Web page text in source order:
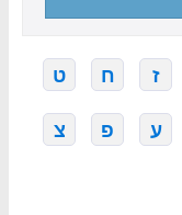
ז ח ט
ע פ צ